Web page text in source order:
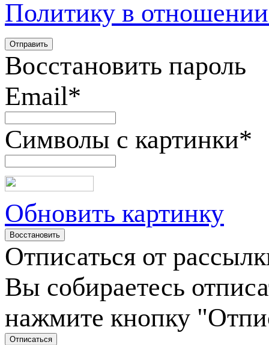
Политику в
Восстановить пароль
Email*
Символы с картинки*
Обновить картинку
Отписаться от
Вы собираетесь
нажмите кнопку